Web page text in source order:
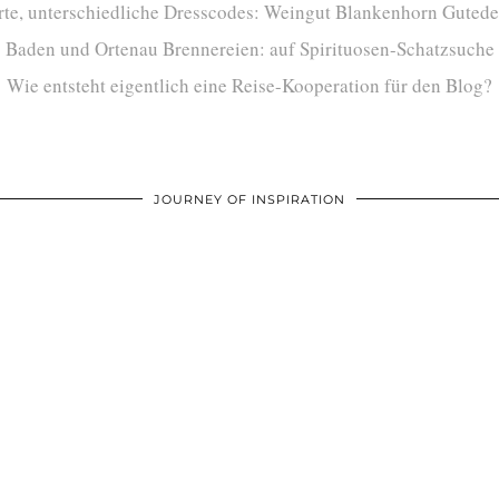
unterschiedliche Dresscodes: Weingut Blankenhorn
Baden und Ortenau Brennereien: auf Spirituosen-Schatzsuche
Wie entsteht eigentlich eine Reise-Kooperation für den Blog?
JOURNEY OF INSPIRATION